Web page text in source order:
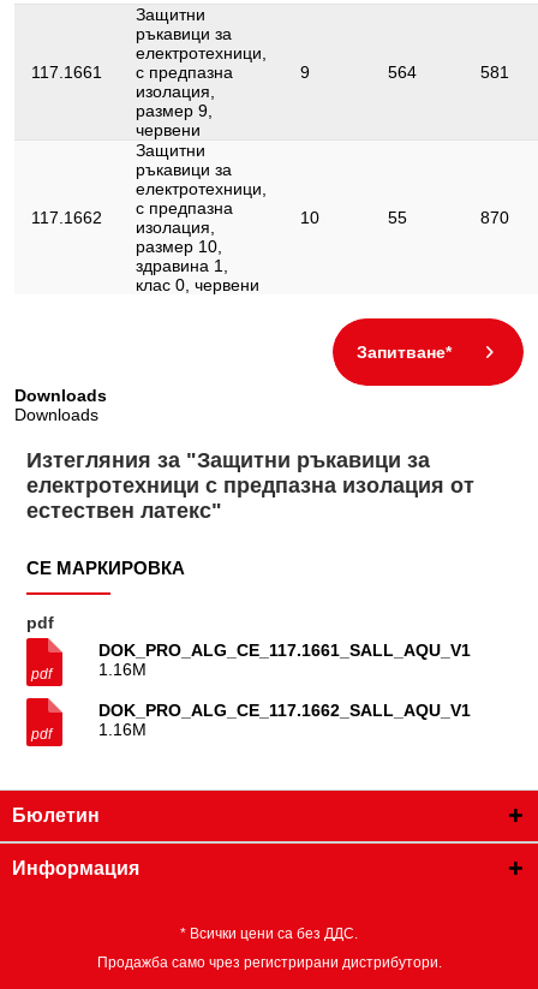
Съдържание на опаковката:
Удостоверение за проверка:
117.1661
Защитни
ръкавици за
електротехници,
с предпазна
изолация,
размер 9,
червени
9 564 581
117.1662
Защитни
ръкавици за
електротехници,
с предпазна
изолация,
размер 10,
здравина 1,
клас 0, червени
10 55 870
Запитване*
Downloads
Downloads
Изтегляния за "Защитни ръкавици за
електротехници с предпазна изолация от
естествен латекс"
CE МАРКИРОВКА
pdf
DOK_PRO_ALG_CE_117.1661_SALL_AQU_V1
1.16M
DOK_PRO_ALG_CE_117.1662_SALL_AQU_V1
1.16M
Бюлетин
Информация
* Всички цени са без ДДС.
Продажба само чрез регистрирани дистрибутори.